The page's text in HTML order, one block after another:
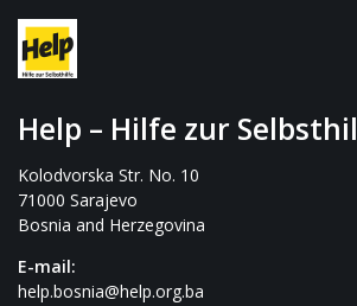
Help – Hilfe zur
Kolodvorska Str. No. 10
71000 Sarajevo
Bosnia and Herzegovina
E-mail:
help.bosnia@help.org.ba